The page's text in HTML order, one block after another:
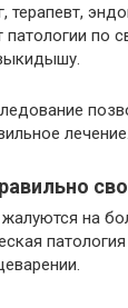
терапевт,
по
лечение.
на